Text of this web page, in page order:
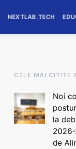
NEXTLAB.TECH
CELE MAI CITITE
Noi
la
de